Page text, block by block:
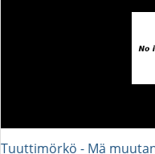
Tuuttimörkö - Mä